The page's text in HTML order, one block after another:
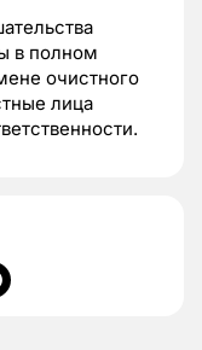
в полном
очистного
лица